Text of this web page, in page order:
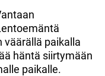
väärällä paikalla
häntä siirtymään
paikalle.